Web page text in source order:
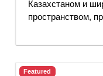
Казахстаном и
пространством,
Featured